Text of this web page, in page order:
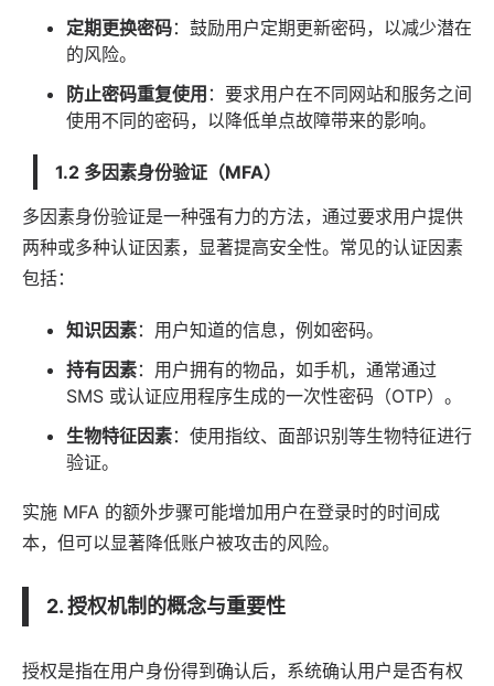
定期更换密码：鼓励用户定期更新密码，以减少潜在
的风险。
防止密码重复使用 ：要求用户在不同网站和服务之间
使用不同的密码，以降低单点故障带来的影响。
1.2 多因素身份验证（MFA）
多因素身份验证是一种强有力的方法，通过要求用户提供
两种或多种认证因素，显著提高安全性。常见的认证因素
包括：
知识因素：用户知道的信息，例如密码。
持有因素：用户拥有的物品，如手机，通常通过
SMS 或认证应用程序生成的一次性密码（OTP）。
生物特征因素：使用指纹、面部识别等生物特征进行
验证。
实施 MFA 的额外步骤可能增加用户在登录时的时间成
本，但可以显著降低账户被攻击的风险。
2. 授权机制的概念与重要性
授权是指在用户身份得到确认后，系统确认用户是否有权